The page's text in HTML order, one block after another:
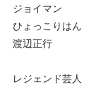
ジョイマン
ひょっこりはん
渡辺正行
レジェンド芸人